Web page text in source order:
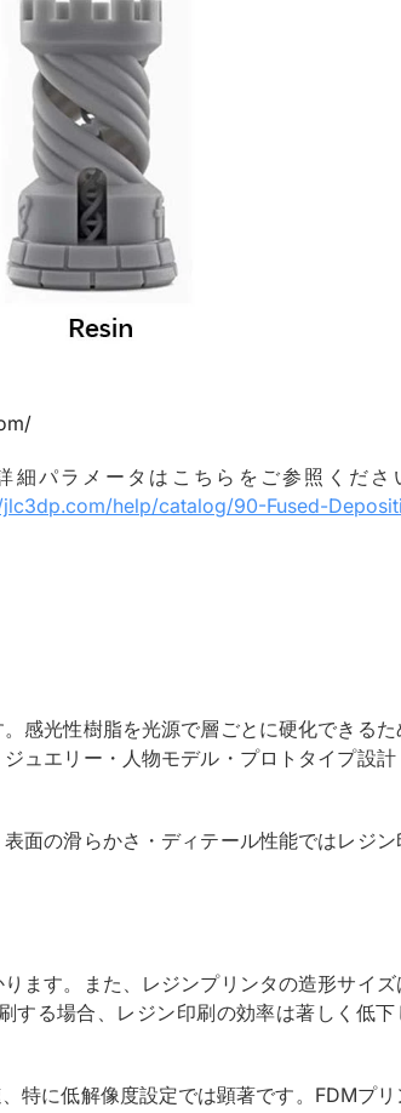
パラメータはこちらをご参照くださ
help/catalog/90-Fused-
感光性樹脂を光源で層ごとに硬化できるた
ュエリー・人物モデル・プロトタイプ設計
面の滑らかさ・ディテール性能ではレジン
ます。また、レジンプリンタの造形サイズ
る場合、レジン印刷の効率は著しく低下
特に低解像度設定では顕著です。FDMプリ